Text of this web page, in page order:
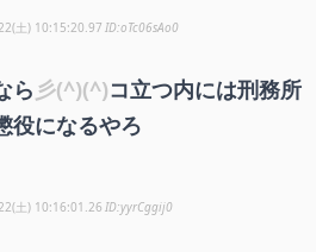
土) 10:15:20.97 oTc06sAo0
ら 彡(^)(^)コ立つ内には刑務所
役になるやろ
土) 10:16:01.26 yyrCggij0